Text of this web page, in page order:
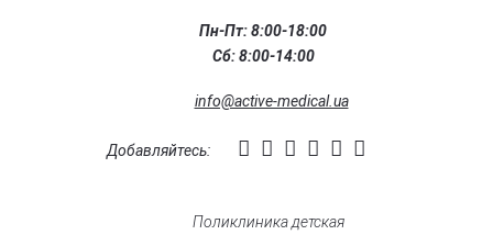
Пн-Пт: 8:00-18:00
Сб: 8:00-14:00
info@active-medical.ua
Добавляйтесь:
Поликлиника детская